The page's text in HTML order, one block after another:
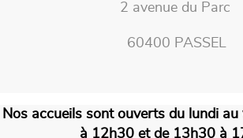
2 avenue du Parc
60400 PASSEL
Nos accueils sont ouverts du lundi
à 12h30 et de 13h30 à